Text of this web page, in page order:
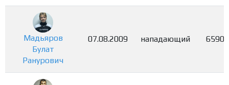
Мадьяров
Булат
Ранурович
07.08.2009 нападающий 6590